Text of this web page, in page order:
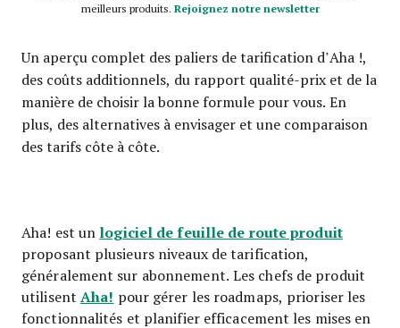
meilleurs produits. Rejoignez notre newsletter
Un aperçu complet des paliers de tarification d’Aha !,
des coûts additionnels, du rapport qualité-prix et de la
manière de choisir la bonne formule pour vous. En
plus, des alternatives à envisager et une comparaison
des tarifs côte à côte.
Aha! est un logiciel de feuille de route produit
proposant plusieurs niveaux de tarification,
généralement sur abonnement. Les chefs de produit
utilisent Aha! pour gérer les roadmaps, prioriser les
fonctionnalités et planifier efficacement les mises en